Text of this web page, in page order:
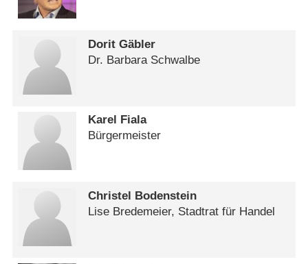
Dorit Gäbler
Dr. Barbara Schwalbe
Karel Fiala
Bürgermeister
Christel Bodenstein
Lise Bredemeier, Stadtrat für Handel